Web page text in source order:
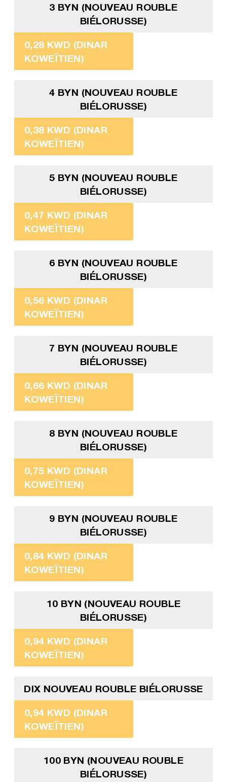
3 BYN (NOUVEAU ROUBLE
BIÉLORUSSE)
0,28 KWD (DINAR
KOWEÏTIEN)
4 BYN (NOUVEAU ROUBLE
BIÉLORUSSE)
0,38 KWD (DINAR
KOWEÏTIEN)
5 BYN (NOUVEAU ROUBLE
BIÉLORUSSE)
0,47 KWD (DINAR
KOWEÏTIEN)
6 BYN (NOUVEAU ROUBLE
BIÉLORUSSE)
0,56 KWD (DINAR
KOWEÏTIEN)
7 BYN (NOUVEAU ROUBLE
BIÉLORUSSE)
0,66 KWD (DINAR
KOWEÏTIEN)
8 BYN (NOUVEAU ROUBLE
BIÉLORUSSE)
0,75 KWD (DINAR
KOWEÏTIEN)
9 BYN (NOUVEAU ROUBLE
BIÉLORUSSE)
0,84 KWD (DINAR
KOWEÏTIEN)
10 BYN (NOUVEAU ROUBLE
BIÉLORUSSE)
0,94 KWD (DINAR
KOWEÏTIEN)
DIX NOUVEAU ROUBLE BIÉLORUSSE
0,94 KWD (DINAR
KOWEÏTIEN)
100 BYN (NOUVEAU ROUBLE
BIÉLORUSSE)